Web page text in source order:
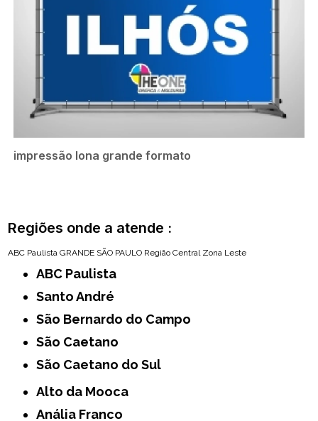
impressão lona grande formato
Regiões onde a atende :
ABC Paulista GRANDE SÃO PAULO Região Central Zona Leste
ABC Paulista
Santo André
São Bernardo do Campo
São Caetano
São Caetano do Sul
Alto da Mooca
Anália Franco